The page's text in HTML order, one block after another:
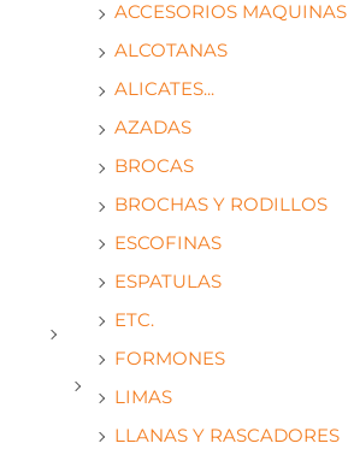
ACCESORIOS MAQUINAS
ALCOTANAS
ALICATES...
AZADAS
BROCAS
BROCHAS Y RODILLOS
ESCOFINAS
ESPATULAS
ETC.
FORMONES
LIMAS
LLANAS Y RASCADORES